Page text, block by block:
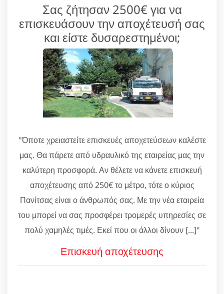
Σας ζήτησαν 2500€ για να
επισκευάσουν την αποχέτευσή σας
και είστε δυσαρεστημένοι;
"Όποτε χρειαστείτε επισκευές αποχετεύσεων καλέστε
μας. Θα πάρετε από υδραυλικό της εταιρείας μας την
καλύτερη προσφορά. Αν θέλετε να κάνετε επισκευή
αποχέτευσης από 250€ το μέτρο, τότε ο κύριος
Πανίτσας είναι ο άνθρωπός σας. Με την νέα εταιρεία
του μπορεί να σας προσφέρει τρομερές υπηρεσίες σε
πολύ χαμηλές τιμές. Εκεί που οι άλλοι δίνουν [...]"
Επισκευή αποχέτευσης